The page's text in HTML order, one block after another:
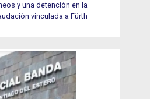
y una detención en la
vinculada a Fürth